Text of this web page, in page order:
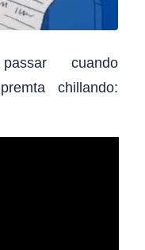
cuando
chillando: